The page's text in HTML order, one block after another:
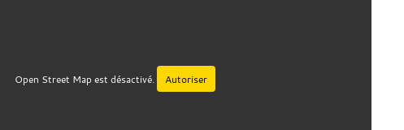
Open Street Map est désactivé. Autoriser